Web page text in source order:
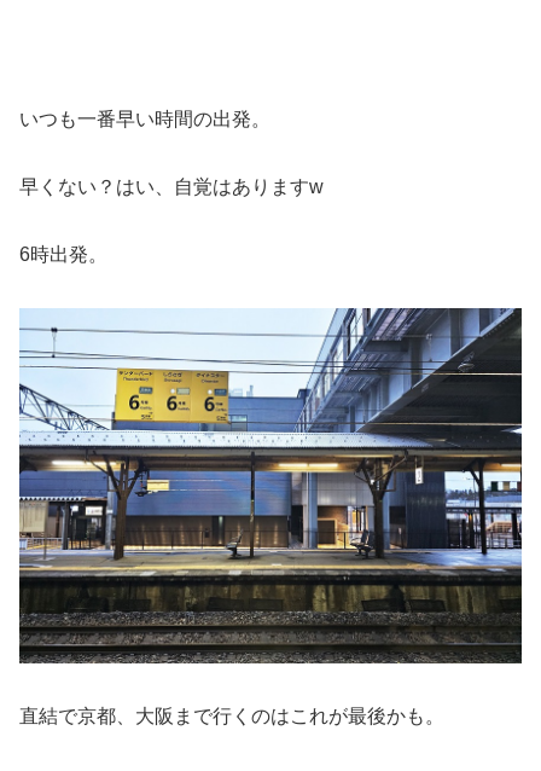
いつも一番早い時間の出発。
早くない？はい、自覚はありますw
6時出発。
直結で京都、大阪まで行くのはこれが最後かも。